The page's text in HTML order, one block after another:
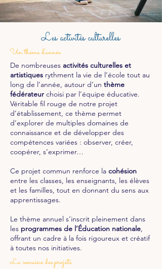
Les activités culturelles
Un thème d'année
De nombreuses activités culturelles et
artistiques rythment la vie de l’école tout au
long de l’année, autour d’un thème
fédérateur choisi par l’équipe éducative.
Véritable fil rouge de notre projet
d’établissement, ce thème permet
d’explorer de multiples domaines de
connaissance et de développer des
compétences variées : observer, créer,
coopérer, s’exprimer…
Ce projet commun renforce la cohésion
entre les classes, les enseignants, les élèves
et les familles, tout en donnant du sens aux
apprentissages.
Le thème annuel s’inscrit pleinement dans
les programmes de l’Éducation nationale,
offrant un cadre à la fois rigoureux et créatif
à toutes nos initiatives.
La semaine des projets